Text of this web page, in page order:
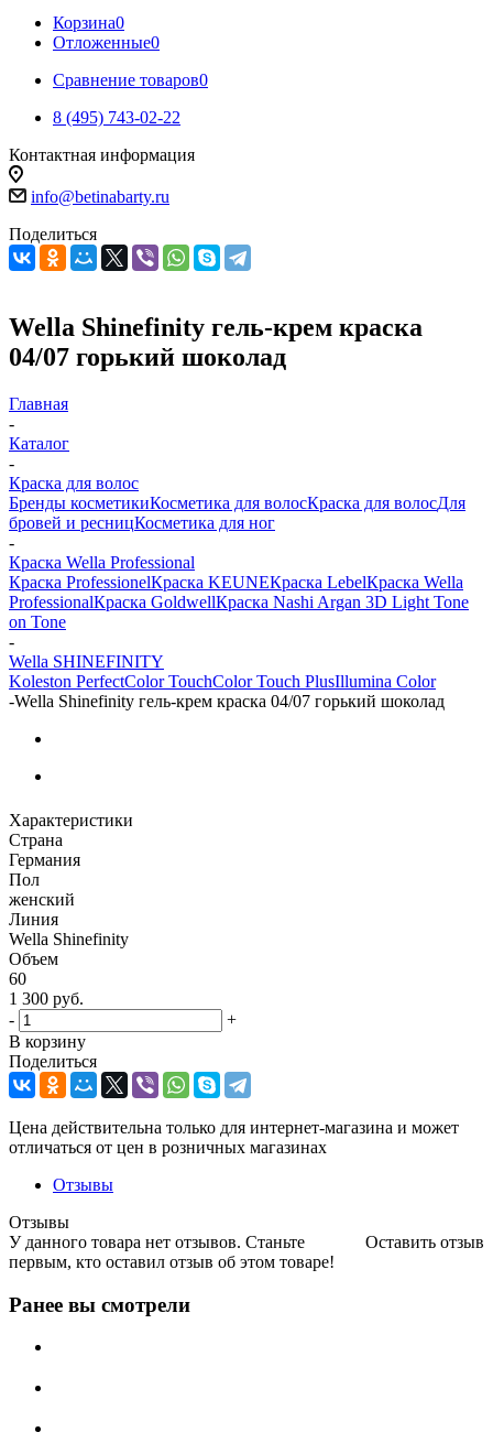
Корзина0
Отложенные0
Сравнение товаров0
8 (495) 743-02-22
Контактная информация
info@betinabarty.ru
Поделиться
Wella Shinefinity гель-крем краска
04/07 горький шоколад
Главная
-
Каталог
-
Краска для волос
Бренды косметикиКосметика для волосКраска для волосДля
бровей и ресницКосметика для ног
-
Краска Wella Professional
Краска ProfessionelКраска KEUNEКраска LebelКраска Wella
ProfessionalКраска GoldwellКраска Nashi Argan 3D Light Tone
on Tone
-
Wella SHINEFINITY
Koleston PerfectColor TouchColor Touch PlusIllumina Color
-Wella Shinefinity гель-крем краска 04/07 горький шоколад
Характеристики
Страна
Германия
Пол
женский
Линия
Wella Shinefinity
Объем
60
1 300 руб.
-
+
В корзину
Поделиться
Цена действительна только для интернет-магазина и может
отличаться от цен в розничных магазинах
Отзывы
Отзывы
Оставить отзыв
У данного товара нет отзывов. Станьте
первым, кто оставил отзыв об этом товаре!
Ранее вы смотрели